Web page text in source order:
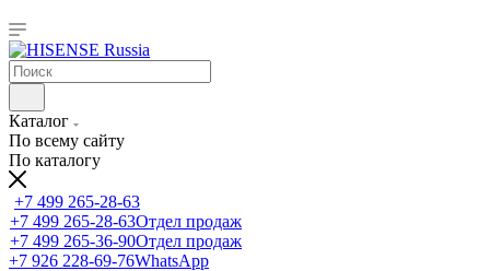
Каталог
По всему сайту
По каталогу
+7 499 265-28-63
+7 499 265-28-63Отдел продаж
+7 499 265-36-90Отдел продаж
+7 926 228-69-76WhatsApp